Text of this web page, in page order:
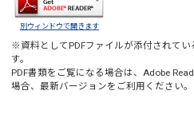
別ウィンドウで開きます
※資料としてPDFファイルが添付されてい
す。
PDF書類をご覧になる場合は、Adobe
場合、最新バージョンをご利用ください。